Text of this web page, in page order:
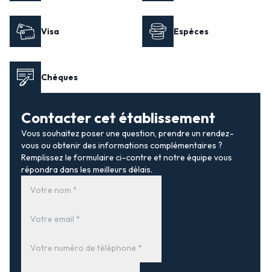
Visa Espèces
Chèques
Contacter cet établissement
Vous souhaitez poser une question, prendre un rendez-
vous ou obtenir des informations complémentaires ?
Remplissez le formulaire ci-contre et notre équipe vous
répondra dans les meilleurs délais.